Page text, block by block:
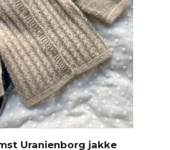
Uranienborg jakke